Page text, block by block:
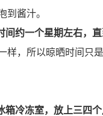
到酱汁。
间约一个星期左右，
样，所以晾晒时间只
冷冻室，放上三四个